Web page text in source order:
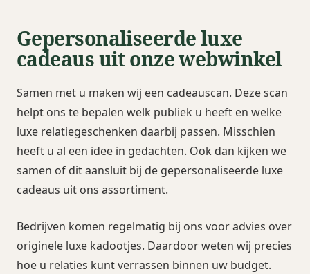
Gepersonaliseerde luxe
cadeaus uit onze webwinkel
Samen met u maken wij een cadeauscan. Deze scan
helpt ons te bepalen welk publiek u heeft en welke
luxe relatiegeschenken daarbij passen. Misschien
heeft u al een idee in gedachten. Ook dan kijken we
samen of dit aansluit bij de gepersonaliseerde luxe
cadeaus uit ons assortiment.
Bedrijven komen regelmatig bij ons voor advies over
originele luxe kadootjes. Daardoor weten wij precies
hoe u relaties kunt verrassen binnen uw budget.